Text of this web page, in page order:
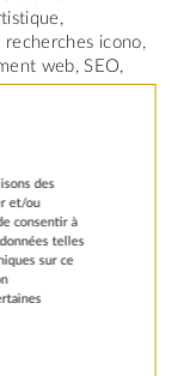
des
et/ou
consentir à
telles
sur ce
icono,
web, SEO,
le Conseil
la Cinquième
et les
la loi. Juge
les citoyens et